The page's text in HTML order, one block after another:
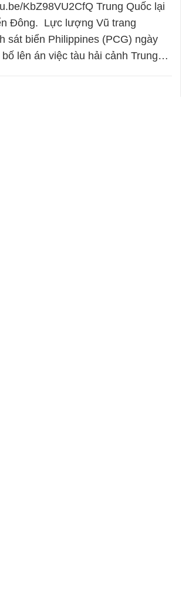
KbZ98VU2CfQ Trung Quốc lại
Đông. Lực lượng Vũ trang
sát biển Philippines (PCG) ngày
lên án việc tàu hải cảnh Trung…